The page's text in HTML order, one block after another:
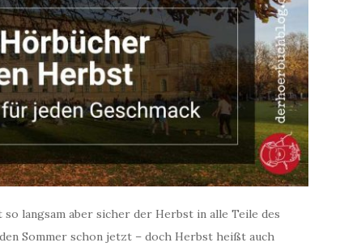
langsam aber sicher der Herbst in alle Teile des
Sommer schon jetzt – doch Herbst heißt auch